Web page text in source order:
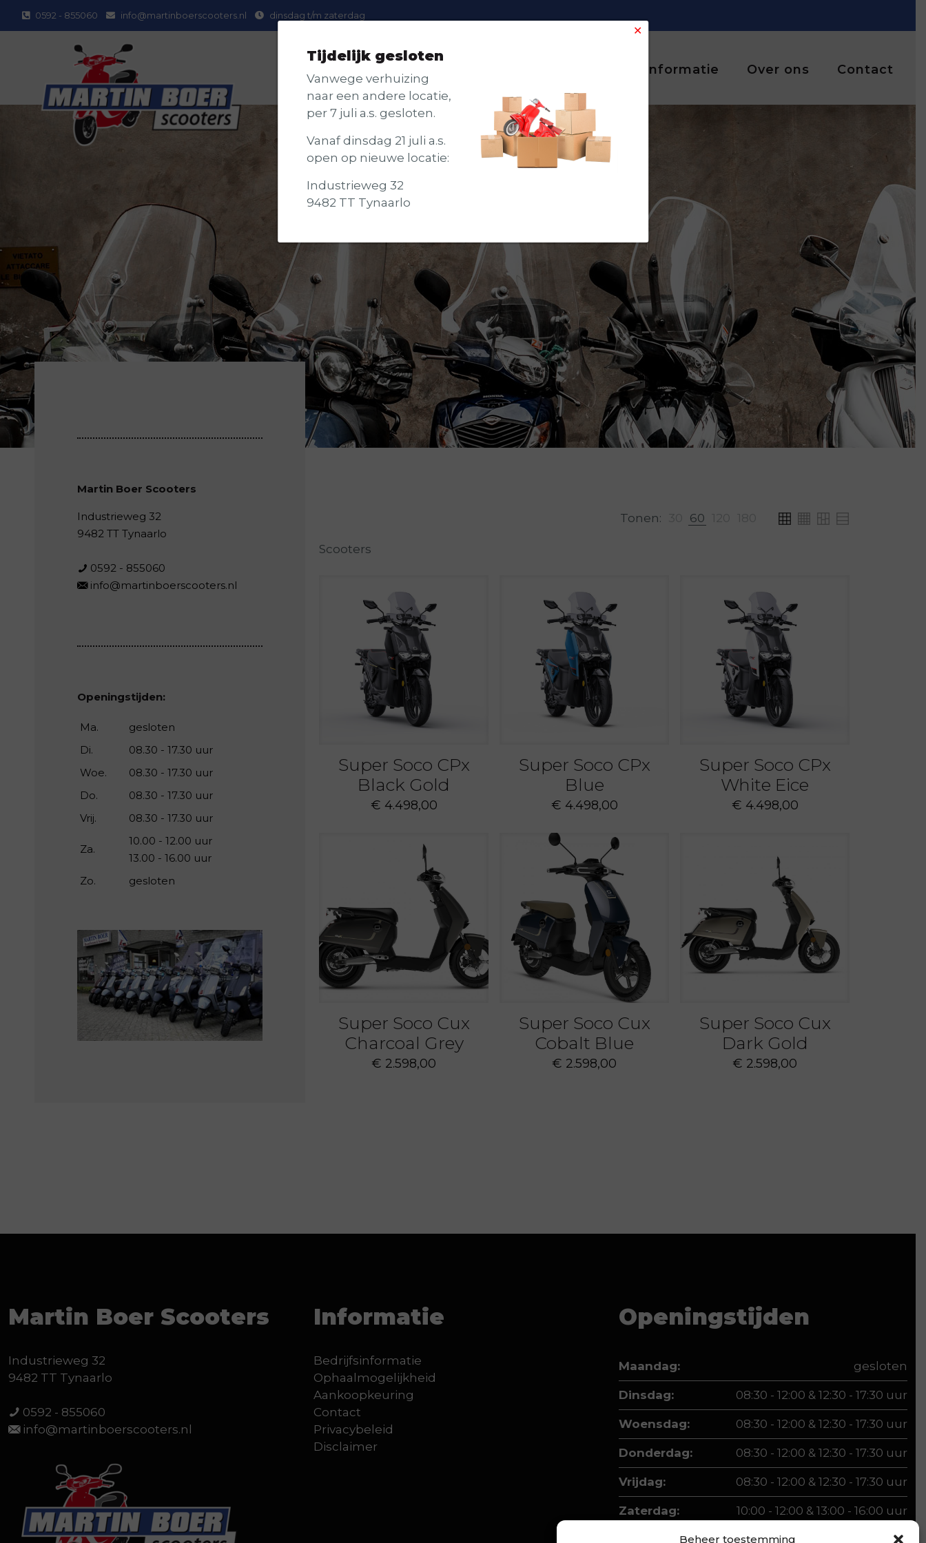
Beheer toestemming
0592 - 855060 info@martinboerscooters.nl dinsdag t/m zaterdag
Informatie Over ons Contact
Martin Boer Scooters
Industrieweg 32
9482 TT Tynaarlo
0592 - 855060
info@martinboerscooters.nl
Openingstijden:
Ma.
gesloten
Di.
08.30 - 17.30 uur
Woe.
08.30 - 17.30 uur
Do.
08.30 - 17.30 uur
Vrij.
08.30 - 17.30 uur
Za.
10.00 - 12.00 uur
13.00 - 16.00 uur
Zo.
gesloten
Tonen: 60
Scooters
Super Soco CPx
Black Gold
€ 4.498,00
Super Soco CPx
Blue
€ 4.498,00
Super Soco CPx
White Eice
€ 4.498,00
Super Soco Cux
Charcoal Grey
€ 2.598,00
Super Soco Cux
Cobalt Blue
€ 2.598,00
Super Soco Cux
Dark Gold
€ 2.598,00
Martin Boer Scooters
Industrieweg 32
9482 TT Tynaarlo
0592 - 855060
info@martinboerscooters.nl
Informatie
Bedrijfsinformatie
Ophaalmogelijkheid
Aankoopkeuring
Contact
Privacybeleid
Disclaimer
Openingstijden
Maandag: gesloten
Dinsdag: 08:30 - 12:00 & 12:30 - 17:30 uur
Woensdag: 08:30 - 12:00 & 12:30 - 17:30 uur
Donderdag: 08:30 - 12:00 & 12:30 - 17:30 uur
Vrijdag: 08:30 - 12:00 & 12:30 - 17:30 uur
Zaterdag: 10:00 - 12:00 & 13:00 - 16:00 uur
✕
Tijdelijk gesloten
Vanwege verhuizing
naar een andere locatie,
per 7 juli a.s. gesloten.
Vanaf dinsdag 21 juli a.s.
open op nieuwe locatie:
Industrieweg 32
9482 TT Tynaarlo